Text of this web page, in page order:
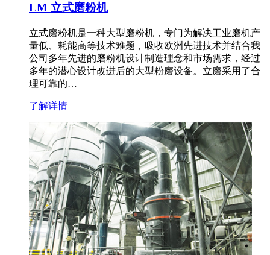
LM 立式磨粉机
立式磨粉机是一种大型磨粉机，专门为解决工业磨机产
量低、耗能高等技术难题，吸收欧洲先进技术并结合我
公司多年先进的磨粉机设计制造理念和市场需求，经过
多年的潜心设计改进后的大型粉磨设备。立磨采用了合
理可靠的…
了解详情